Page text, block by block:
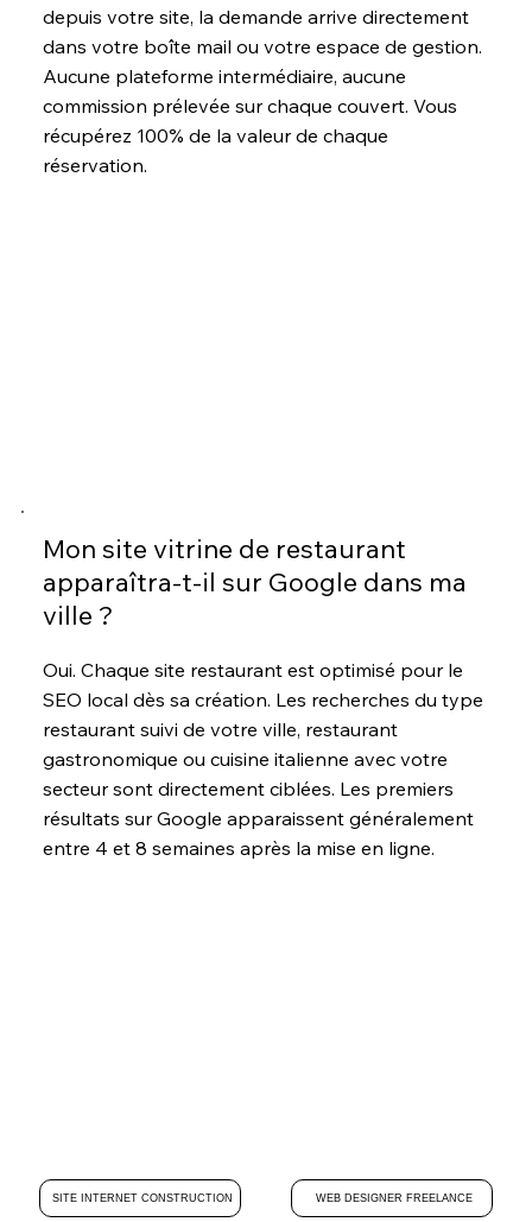
depuis votre site, la demande arrive directement
dans votre boîte mail ou votre espace de gestion.
Aucune plateforme intermédiaire, aucune
commission prélevée sur chaque couvert. Vous
récupérez 100% de la valeur de chaque
réservation.
Mon site vitrine de restaurant
apparaîtra-t-il sur Google dans ma
ville ?
Oui. Chaque site restaurant est optimisé pour le
SEO local dès sa création. Les recherches du type
restaurant suivi de votre ville, restaurant
gastronomique ou cuisine italienne avec votre
secteur sont directement ciblées. Les premiers
résultats sur Google apparaissent généralement
entre 4 et 8 semaines après la mise en ligne.
SITE INTERNET CONSTRUCTION WEB DESIGNER FREELANCE